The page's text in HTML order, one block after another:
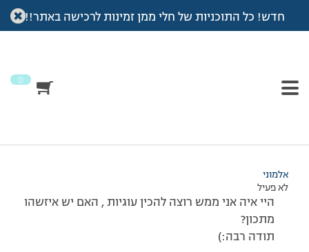
חדש! כל התוכניות של חלי ממן זמינות לרכישה באתר!!
0
עמוד הבית >דיונים>פורום >עוגיות בתכנית?
מוצגות 2 תגובות – 1 עד 2 (מתוך 2 סה״כ)
אלמוני
לא פעיל
היי איה אני ממש רוצה להכין עוגיות , האם יש איזשהו
מתכון?
תודה רבה:)